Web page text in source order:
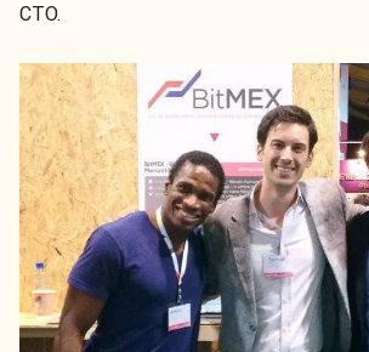
CTO.